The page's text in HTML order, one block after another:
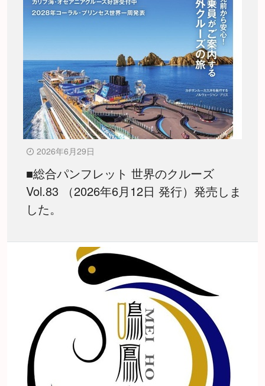
2026年6月29日
■総合パンフレット 世界のクルーズ
Vol.83 （2026年6月12日 発行）発売しま
した。